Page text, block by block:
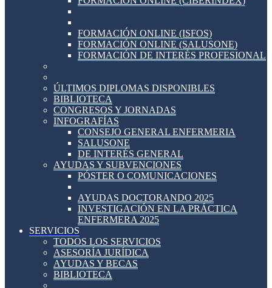
FORMACIÓN ONLINE (ISFOS)
FORMACIÓN ONLINE (SALUSONE)
FORMACIÓN DE INTERÉS PROFESIONAL
ÚLTIMOS DIPLOMAS DISPONIBLES
BIBLIOTECA
CONGRESOS Y JORNADAS
INFOGRAFÍAS
CONSEJO GENERAL ENFERMERIA
SALUSONE
DE INTERÉS GENERAL
AYUDAS Y SUBVENCIONES
PÓSTER O COMUNICACIONES
AYUDAS DOCTORANDO 2025
INVESTIGACIÓN EN LA PRÁCTICA
ENFERMERA 2025
SERVICIOS
TODOS LOS SERVICIOS
ASESORÍA JURÍDICA
AYUDAS Y BECAS
BIBLIOTECA